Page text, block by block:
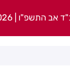
אב התשפ"ו | 07.08.2026